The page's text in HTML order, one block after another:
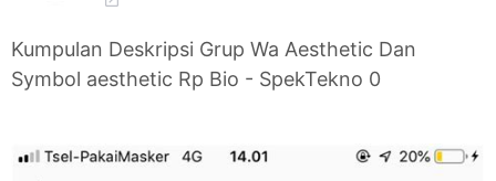
Kumpulan Deskripsi Grup Wa Aesthetic Dan
Symbol aesthetic Rp Bio - SpekTekno 0